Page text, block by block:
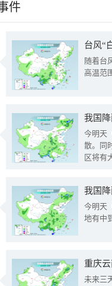
件
台风“
随着台
高温范
今明天
散。同
区将有
我国
今明天
地有中
重庆
未来三